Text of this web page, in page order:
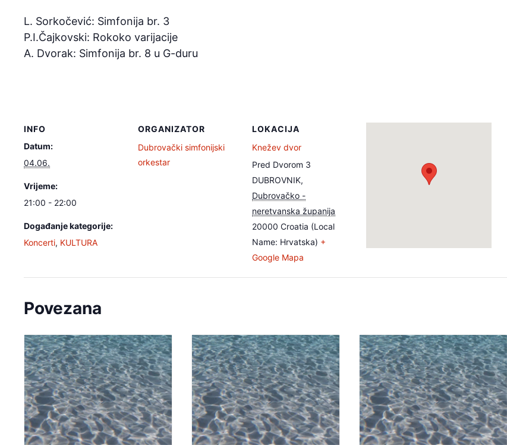
L. Sorkočević: Simfonija br. 3
P.I.Čajkovski: Rokoko varijacije
A. Dvorak: Simfonija br. 8 u G-duru
INFO
Datum:
04.06.
Vrijeme:
21:00 - 22:00
Događanje kategorije:
Koncerti, KULTURA
ORGANIZATOR
Dubrovački simfonijski
orkestar
LOKACIJA
Knežev dvor
Pred Dvorom 3
DUBROVNIK,
Dubrovačko -
neretvanska županija
20000 Croatia (Local
Name: Hrvatska) +
Google Mapa
Povezana